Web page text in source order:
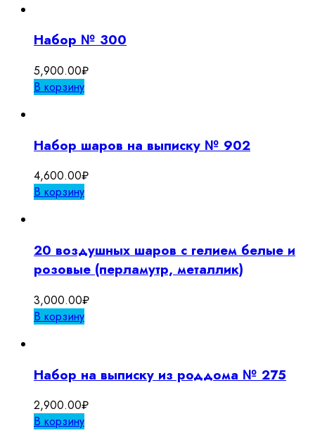
Набор № 300
5,900.00₽
В корзину
Набор шаров на выписку № 902
4,600.00₽
В корзину
20 воздушных шаров с гелием белые и
розовые (перламутр, металлик)
3,000.00₽
В корзину
Набор на выписку из роддома № 275
2,900.00₽
В корзину